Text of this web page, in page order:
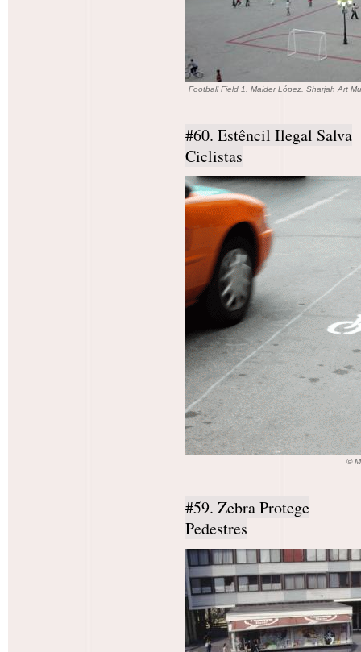
Football Field 1. Maider López. Sharjah Art
#60. Estêncil Ilegal Salva
Ciclistas
©
#59. Zebra Protege
Pedestres